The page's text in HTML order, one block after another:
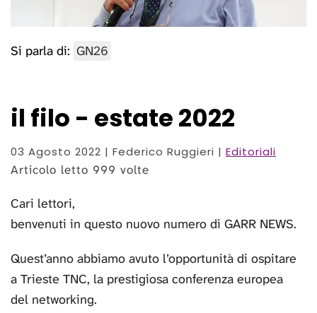
Si parla di: GN26
il filo - estate 2022
03 Agosto 2022 | Federico Ruggieri | Editoriali
Articolo letto 999 volte
Cari lettori,
benvenuti in questo nuovo numero di GARR NEWS.
Quest’anno abbiamo avuto l’opportunità di ospitare
a Trieste TNC, la prestigiosa conferenza europea
del networking.